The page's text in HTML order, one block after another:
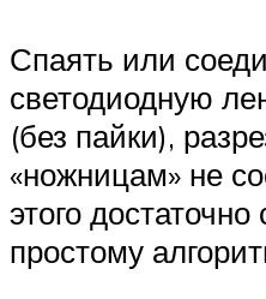
Спаять или
светодиодную
(без пайки),
«ножницам» не
этого достаточно
простому